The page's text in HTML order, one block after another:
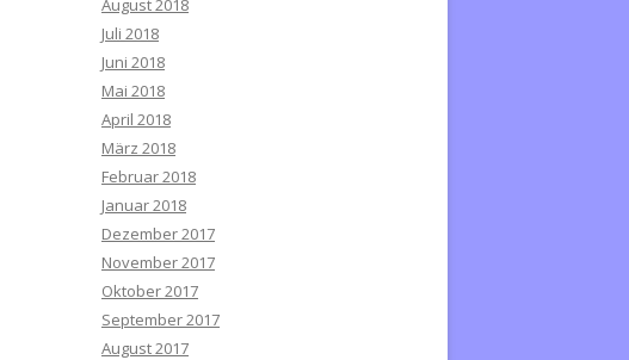
August 2018
Juli 2018
Juni 2018
Mai 2018
April 2018
März 2018
Februar 2018
Januar 2018
Dezember 2017
November 2017
Oktober 2017
September 2017
August 2017